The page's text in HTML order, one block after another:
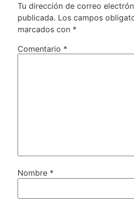
Tu dirección de correo
publicada. Los campos
marcados con *
Comentario *
Nombre *